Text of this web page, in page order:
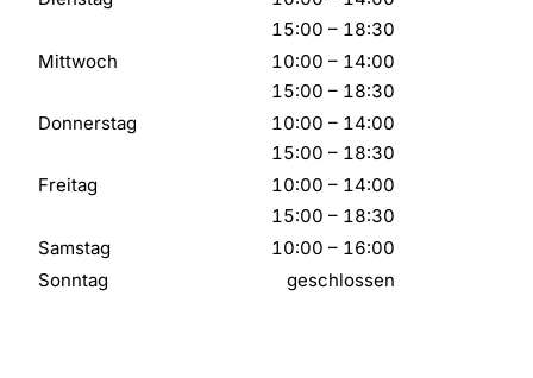
15:00 – 18:30
Mittwoch
10:00 – 14:00
15:00 – 18:30
Donnerstag
10:00 – 14:00
15:00 – 18:30
Freitag
10:00 – 14:00
15:00 – 18:30
Samstag
10:00 – 16:00
Sonntag
geschlossen